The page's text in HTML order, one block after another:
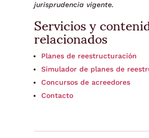
jurisprudencia vigente.
Servicios y
relacionados
Planes de reestructuración
Simulador de planes de
Concursos de acreedores
Contacto